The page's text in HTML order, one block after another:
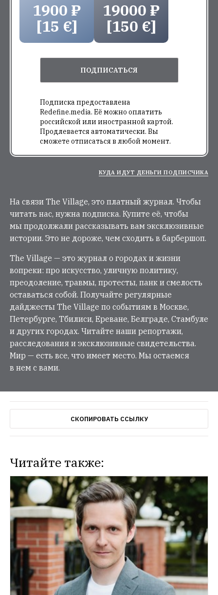
1900 ₽
[15 €]
19000 ₽
[150 €]
ПОДПИСАТЬСЯ
Подписка предоставлена
Redefine.media. Её можно оплатить
российской или иностранной картой.
Продлевается автоматически. Вы
сможете отписаться в любой момент.
КУДА ИДУТ ДЕНЬГИ ПОДПИСЧИКА
На связи The Village, это платный журнал. Чтобы
читать нас, нужна подписка. Купите её, чтобы
мы продолжали рассказывать вам эксклюзивные
истории. Это не дороже, чем сходить в барбершоп.
The Village — это журнал о городах и жизни
вопреки: про искусство, уличную политику,
преодоление, травмы, протесты, панк и смелость
оставаться собой. Получайте регулярные
дайджесты The Village по событиям в Москве,
Петербурге, Тбилиси, Ереване, Белграде, Стамбуле
и других городах. Читайте наши репортажи,
расследования и эксклюзивные свидетельства.
Мир — есть все, что имеет место. Мы остаемся
в нем с вами.
СКОПИРОВАТЬ ССЫЛКУ
Читайте также: